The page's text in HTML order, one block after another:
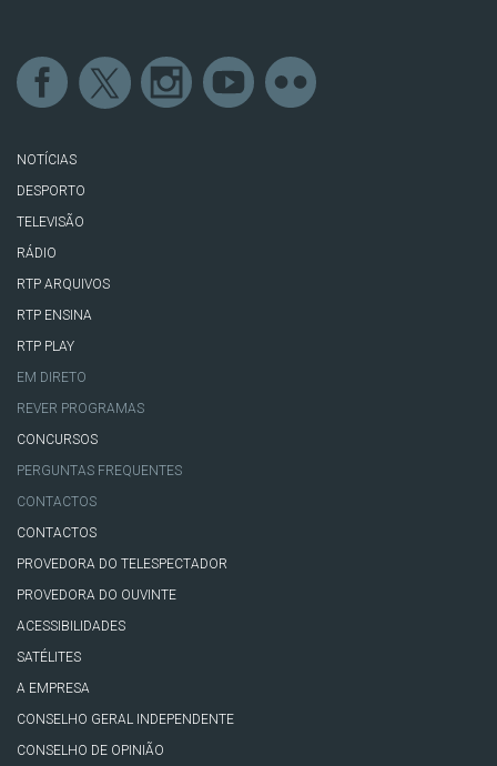
NOTÍCIAS
DESPORTO
TELEVISÃO
RÁDIO
RTP ARQUIVOS
RTP ENSINA
RTP PLAY
EM DIRETO
REVER PROGRAMAS
CONCURSOS
PERGUNTAS FREQUENTES
CONTACTOS
CONTACTOS
PROVEDORA DO TELESPECTADOR
PROVEDORA DO OUVINTE
ACESSIBILIDADES
SATÉLITES
A EMPRESA
CONSELHO GERAL INDEPENDENTE
CONSELHO DE OPINIÃO